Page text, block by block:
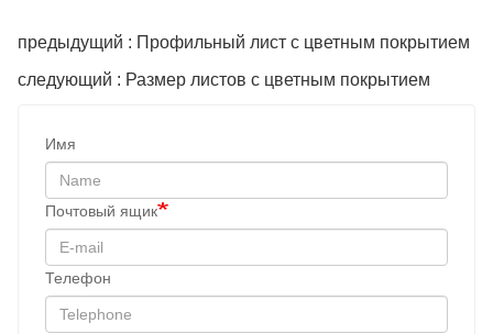
предыдущий : Профильный лист с цветным покрытием
следующий : Размер листов с цветным покрытием
Имя
Почтовый ящик
Телефон